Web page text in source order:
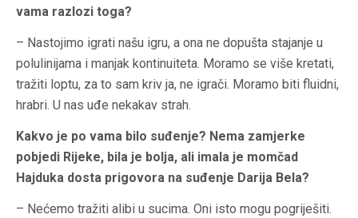
vama razlozi toga?
– Nastojimo igrati našu igru, a ona ne dopušta stajanje u
polulinijama i manjak kontinuiteta. Moramo se više kretati,
tražiti loptu, za to sam kriv ja, ne igrači. Moramo biti fluidni,
hrabri. U nas uđe nekakav strah.
Kakvo je po vama bilo suđenje? Nema zamjerke
pobjedi Rijeke, bila je bolja, ali imala je momčad
Hajduka dosta prigovora na suđenje Darija Bela?
– Nećemo tražiti alibi u sucima. Oni isto mogu pogriješiti.